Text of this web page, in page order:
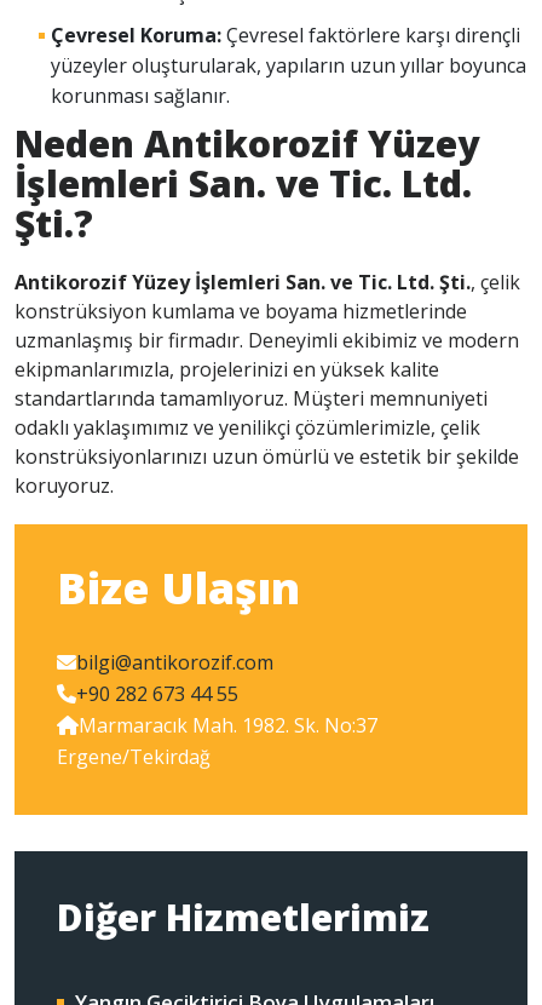
Bize Ulaşın
bilgi@antikorozif.com
+90 282 673 44 55
Marmaracık Mah. 1982. Sk. No:37
Ergene/Tekirdağ
Diğer Hizmetlerimiz
Çevresel Koruma:Çevresel faktörlere karşı dirençli
yüzeyler oluşturularak, yapıların uzun yıllar boyunca
korunması sağlanır.
Neden Antikorozif Yüzey
İşlemleri San. ve Tic. Ltd.
Şti.?
Antikorozif Yüzey İşlemleri San. ve Tic. Ltd. Şti., çelik
konstrüksiyon kumlama ve boyama hizmetlerinde
uzmanlaşmış bir firmadır. Deneyimli ekibimiz ve modern
ekipmanlarımızla, projelerinizi en yüksek kalite
standartlarında tamamlıyoruz. Müşteri memnuniyeti
odaklı yaklaşımımız ve yenilikçi çözümlerimizle, çelik
konstrüksiyonlarınızı uzun ömürlü ve estetik bir şekilde
koruyoruz.